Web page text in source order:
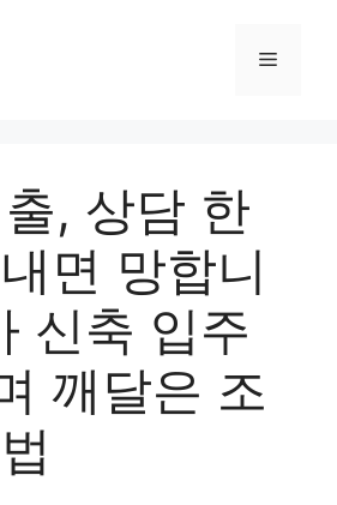
Menu
, 상담 한
면 망합니
신축 입주
깨달은 조